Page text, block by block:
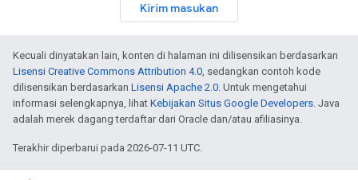
Kirim masukan
Kecuali dinyatakan lain, konten di halaman ini dilisensikan berdasarkan
Lisensi Creative Commons Attribution 4.0, sedangkan contoh kode
dilisensikan berdasarkan Lisensi Apache 2.0. Untuk mengetahui
informasi selengkapnya, lihat Kebijakan Situs Google Developers. Java
adalah merek dagang terdaftar dari Oracle dan/atau afiliasinya.
Terakhir diperbarui pada 2026-07-11 UTC.